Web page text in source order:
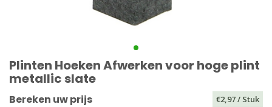
Plinten Hoeken Afwerken voor hoge plint
metallic slate
Bereken uw prijs €2,97/ Stuk